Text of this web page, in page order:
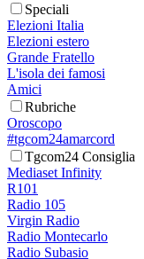
Speciali
Elezioni Italia
Elezioni estero
Grande Fratello
L'isola dei famosi
Amici
Rubriche
Oroscopo
#tgcom24amarcord
Tgcom24 Consiglia
Mediaset Infinity
R101
Radio 105
Virgin Radio
Radio Montecarlo
Radio Subasio